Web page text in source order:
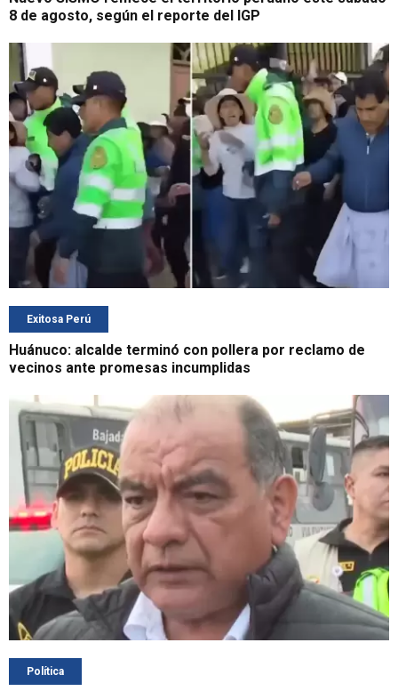
8 de agosto, según el reporte del IGP
Exitosa Perú
Huánuco: alcalde terminó con pollera por reclamo de
vecinos ante promesas incumplidas
Política